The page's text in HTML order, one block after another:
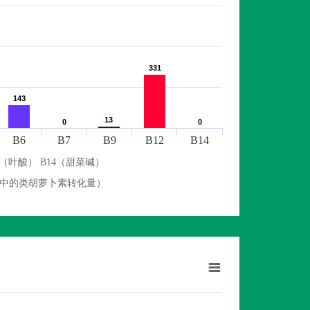
143
143
0
0 13
13
331
331
0
0
B6 B7 B9 B12 B14
叶酸） B14（甜菜碱）
的类胡萝卜素转化量）